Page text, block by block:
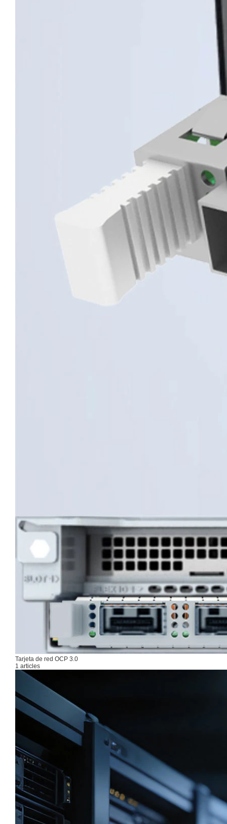
Tarjeta de red OCP 3.0
1 articles